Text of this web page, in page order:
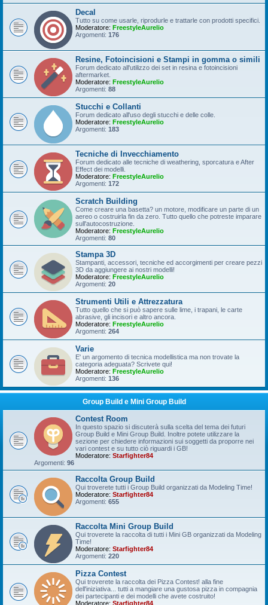
Decal
Tutto su come usarle, riprodurle e trattarle con prodotti specifici.
Moderatore: FreestyleAurelio
Argomenti: 176
Resine, Fotoincisioni e Stampi in gomma o simili
Forum dedicato all'utilizzo dei set in resina e fotoincisioni
aftermarket.
Moderatore: FreestyleAurelio
Argomenti: 88
Stucchi e Collanti
Forum dedicato all'uso degli stucchi e delle colle.
Moderatore: FreestyleAurelio
Argomenti: 183
Tecniche di Invecchiamento
Forum dedicato alle tecniche di weathering, sporcatura e After
Effect dei modelli.
Moderatore: FreestyleAurelio
Argomenti: 172
Scratch Building
Come creare una basetta? un motore, modificare un parte di un
aereo o costruirla fin da zero. Tutto quello che potreste imparare
sull'autocostruzione.
Moderatore: FreestyleAurelio
Argomenti: 80
Stampa 3D
Stampanti, accessori, tecniche ed accorgimenti per creare pezzi
3D da aggiungere ai nostri modelli!
Moderatore: FreestyleAurelio
Argomenti: 20
Strumenti Utili e Attrezzatura
Tutto quello che si può sapere sulle lime, i trapani, le carte
abrasive, gli incisori e altro ancora.
Moderatore: FreestyleAurelio
Argomenti: 264
Varie
E' un argomento di tecnica modellistica ma non trovate la
categoria adeguata? Scrivete qui!
Moderatore: FreestyleAurelio
Argomenti: 136
Group Build e Mini Group Build
Contest Room
In questo spazio si discuterà sulla scelta del tema dei futuri
Group Build e Mini Group Build. Inoltre potete utilizzare la
sezione per chiedere informazioni sui soggetti da proporre nei
vari contest e su tutto ciò riguardi i GB!
Moderatore: Starfighter84
Argomenti: 96
Raccolta Group Build
Qui troverete tutti i Group Build organizzati da Modeling Time!
Moderatore: Starfighter84
Argomenti: 655
Raccolta Mini Group Build
Qui troverete la raccolta di tutti i Mini GB organizzati da Modeling
Time!
Moderatore: Starfighter84
Argomenti: 220
Pizza Contest
Qui troverete la raccolta dei Pizza Contest! alla fine
dell'iniziativa... tutti a mangiare una gustosa pizza in compagnia
dei partecipanti e dei modelli che avete costruito!
Moderatore: Starfighter84